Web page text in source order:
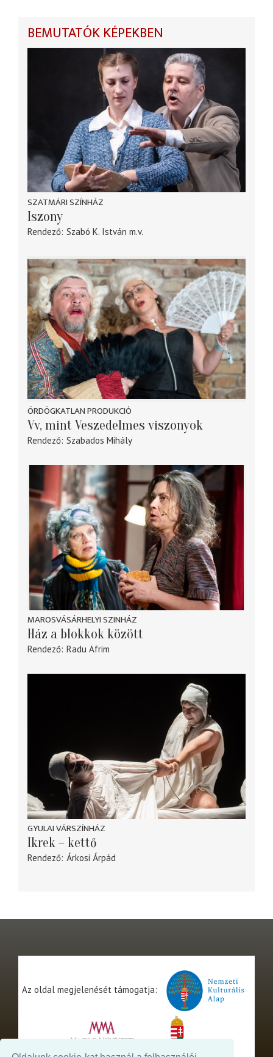
BEMUTATÓK KÉPEKBEN
SZATMÁRI SZÍNHÁZ
Iszony
Rendező Szabó K. István m.v.
ÖRDÖGKATLAN PRODUKCIÓ
Vv, mint Veszedelmes viszonyok
Rendező Szabados Mihály
MAROSVÁSÁRHELYI SZINHÁZ
Ház a blokkok között
Rendező Radu Afrim
GYULAI VÁRSZÍNHÁZ
Ikrek – kettő
Rendező Árkosi Árpád
Az oldal megjelenését támogatja: